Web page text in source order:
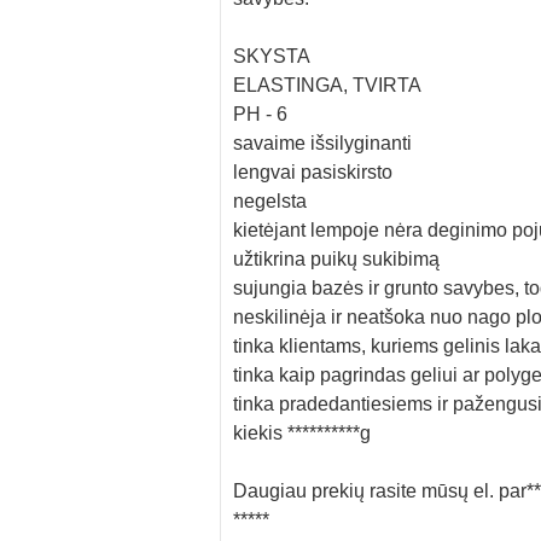
SKYSTA
ELASTINGA, TVIRTA
PH - 6
savaime išsilyginanti
lengvai pasiskirsto
negelsta
kietėjant lempoje nėra deginimo
užtikrina puikų sukibimą
sujungia bazės ir grunto savybes,
neskilinėja ir neatšoka nuo nago
tinka klientams, kuriems gelinis
tinka kaip pagrindas geliui ar
tinka pradedantiesiems ir
kiekis **********g
Daugiau prekių rasite mūsų el.
*****